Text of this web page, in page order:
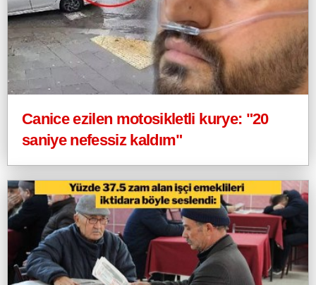
Canice ezilen motosikletli kurye: "20
saniye nefessiz kaldım"